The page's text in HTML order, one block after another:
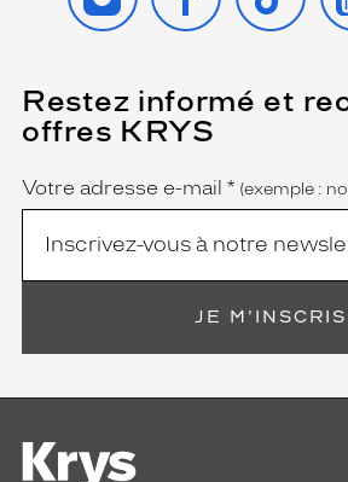
Restez informé et
offres KRYS
Name
Votre adresse e-mail *
(Ce
champ
est
obligatoire)
(exemple :
JE M'INSCRIS